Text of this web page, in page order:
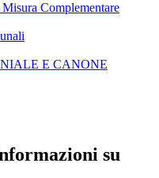
Complementare
E CANONE
su